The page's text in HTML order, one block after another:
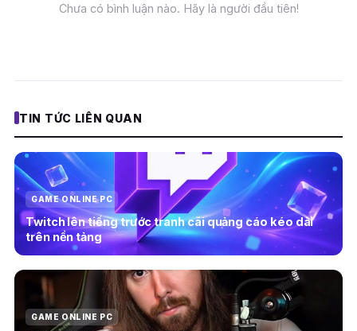
Chưa có bình luận nào. Hãy là người đầu tiên!
TIN TỨC LIÊN QUAN
GAME ONLINE PC
Twitch lên tiếng trước tranh cãi quảng cáo kéo dài
trên nền tảng
GAME ONLINE PC